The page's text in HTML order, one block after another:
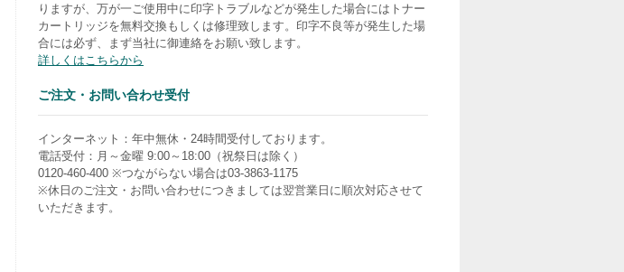
りますが、万が一ご使用中に印字トラブルなどが発生した場合にはトナー
カートリッジを無料交換もしくは修理致します。印字不良等が発生した場
合には必ず、まず当社に御連絡をお願い致します。
詳しくはこちらから
ご注文・お問い合わせ受付
インターネット：年中無休・24時間受付しております。
電話受付：月～金曜 9:00～18:00（祝祭日は除く）
0120-460-400 ※つながらない場合は03-3863-1175
※休日のご注文・お問い合わせにつきましては翌営業日に順次対応させて
いただきます。